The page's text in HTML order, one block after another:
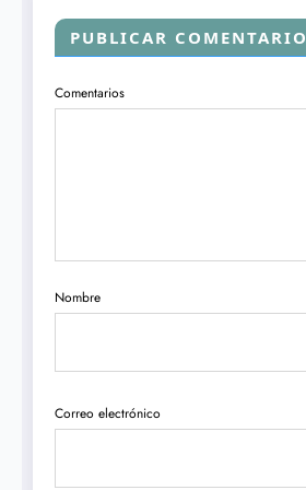
PUBLICAR COMENTARIO
Comentarios
Nombre
Correo electrónico